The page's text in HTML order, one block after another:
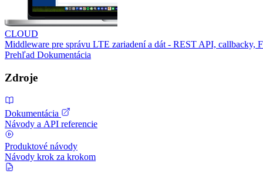
CLOUD
Middleware pre správu LTE zariadení a dát - REST API, callbacky,
Prehľad Dokumentácia
Zdroje
Dokumentácia
Návody a API referencie
Produktové návody
Návody krok za krokom